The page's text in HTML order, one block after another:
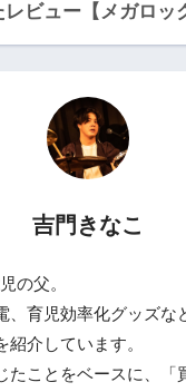
ビュー【メガロッ
吉門きなこ
の父。
、育児効率化グッズな
紹介しています。
たことをベースに、「